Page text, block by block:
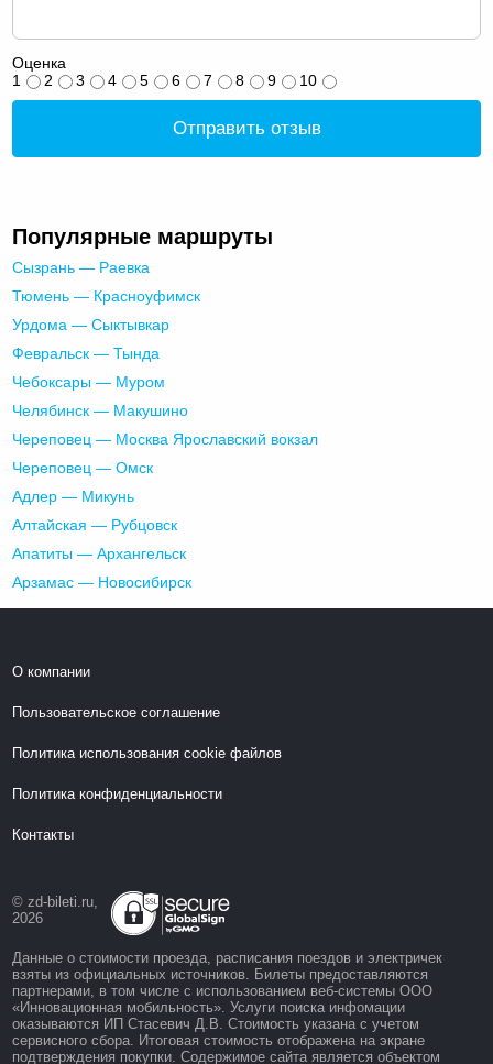
Оценка
1
2 3 4 5 6 7 8 9 10
Отправить отзыв
Популярные маршруты
Сызрань — Раевка
Тюмень — Красноуфимск
Урдома — Сыктывкар
Февральск — Тында
Чебоксары — Муром
Челябинск — Макушино
Череповец — Москва Ярославский вокзал
Череповец — Омск
Адлер — Микунь
Алтайская — Рубцовск
Апатиты — Архангельск
Арзамас — Новосибирск
О компании
Пользовательское соглашение
Политика использования cookie файлов
Политика конфиденциальности
Контакты
© zd-bileti.ru,
2026
Данные о стоимости проезда, расписания поездов и электричек
взяты из официальных источников. Билеты предоставляются
партнерами, в том числе с использованием веб-системы ООО
«Инновационная мобильность». Услуги поиска инфомации
оказываются ИП Стасевич Д.В. Стоимость указана с учетом
сервисного сбора. Итоговая стоимость отображена на экране
подтверждения покупки. Содержимое сайта является объектом